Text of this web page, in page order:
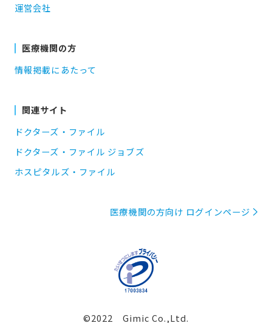
運営会社
医療機関の方
情報掲載にあたって
関連サイト
ドクターズ・ファイル
ドクターズ・ファイル ジョブズ
ホスピタルズ・ファイル
医療機関の方向け ログインページ
©2022 Gimic Co.,Ltd.